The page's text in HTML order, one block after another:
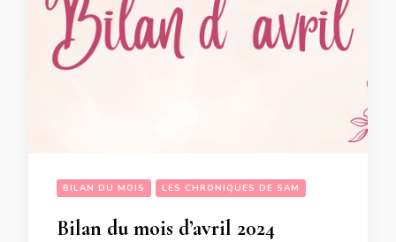
BILAN DU MOIS LES CHRONIQUES DE SAM
Bilan du mois d’avril 2024